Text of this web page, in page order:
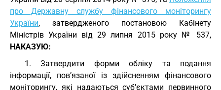
про Державну службу фінансового моніторингу
України, затвердженого постановою Кабінету
Міністрів України від 29 липня 2015 року № 537,
НАКАЗУЮ:
1. Затвердити форми обліку та подання
інформації, пов’язаної із здійсненням фінансового
моніторингу, які надаються суб’єктами первинного